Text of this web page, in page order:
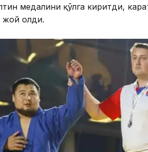
медалини қўлга киритди,
жой олди.